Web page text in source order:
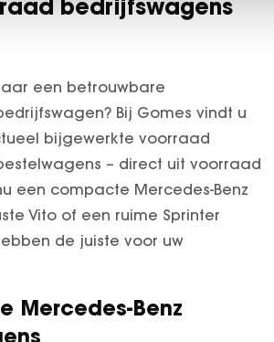
bedrijfswagens
een betrouwbare
Bij Gomes vindt u
bijgewerkte voorraad
– direct uit voorraad
een compacte Mercedes-Benz
Vito of een ruime Sprinter
de juiste voor uw
Mercedes-Benz